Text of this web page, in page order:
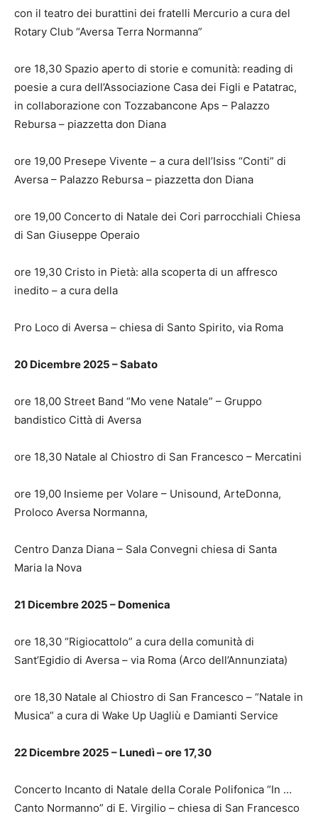
con il teatro dei burattini dei fratelli Mercurio a cura del
Rotary Club “Aversa Terra Normanna”
ore 18,30 Spazio aperto di storie e comunità: reading di
poesie a cura dell’Associazione Casa dei Figli e Patatrac,
in collaborazione con Tozzabancone Aps – Palazzo
Rebursa – piazzetta don Diana
ore 19,00 Presepe Vivente – a cura dell’Isiss “Conti” di
Aversa – Palazzo Rebursa – piazzetta don Diana
ore 19,00 Concerto di Natale dei Cori parrocchiali Chiesa
di San Giuseppe Operaio
ore 19,30 Cristo in Pietà: alla scoperta di un affresco
inedito – a cura della
Pro Loco di Aversa – chiesa di Santo Spirito, via Roma
20 Dicembre 2025 – Sabato
ore 18,00 Street Band “Mo vene Natale” – Gruppo
bandistico Città di Aversa
ore 18,30 Natale al Chiostro di San Francesco – Mercatini
ore 19,00 Insieme per Volare – Unisound, ArteDonna,
Proloco Aversa Normanna,
Centro Danza Diana – Sala Convegni chiesa di Santa
Maria la Nova
21 Dicembre 2025 – Domenica
ore 18,30 “Rigiocattolo” a cura della comunità di
Sant’Egidio di Aversa – via Roma (Arco dell’Annunziata)
ore 18,30 Natale al Chiostro di San Francesco – “Natale in
Musica” a cura di Wake Up Uagliù e Damianti Service
22 Dicembre 2025 – Lunedì – ore 17,30
Concerto Incanto di Natale della Corale Polifonica “In …
Canto Normanno” di E. Virgilio – chiesa di San Francesco